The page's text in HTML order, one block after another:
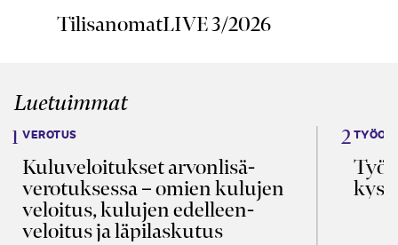
TilisanomatLIVE 3/2026
Luetuimmat
VEROTUS
Kulu­veloitukset arvon­lisä­
verotuksessa – omien kulujen
veloitus, kulujen edelleen­
veloitus ja läpi­laskutus